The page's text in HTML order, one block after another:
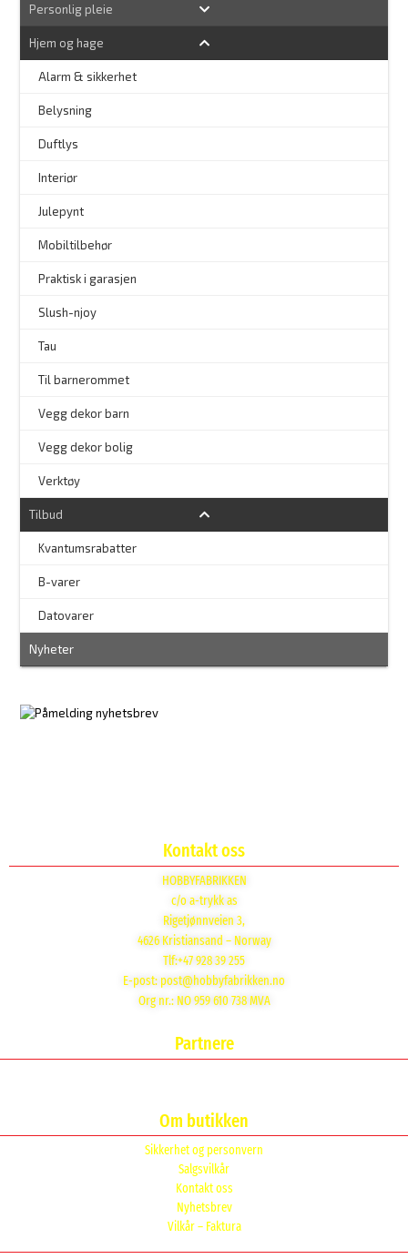
Personlig pleie
Hjem og hage
Alarm & sikkerhet
Belysning
Duftlys
Interiør
Julepynt
Mobiltilbehør
Praktisk i garasjen
Slush-njoy
Tau
Til barnerommet
Vegg dekor barn
Vegg dekor bolig
Verktøy
Tilbud
Kvantumsrabatter
B-varer
Datovarer
Nyheter
Kontakt oss
HOBBYFABRIKKEN
c/o a-trykk as
Rigetjønnveien 3,
4626 Kristiansand – Norway
Tlf:+47 928 39 255
E-post: post@hobbyfabrikken.no
Org nr.: NO 959 610 738 MVA
Partnere
Om butikken
Sikkerhet og personvern
Salgsvilkår
Kontakt oss
Nyhetsbrev
Vilkår – Faktura